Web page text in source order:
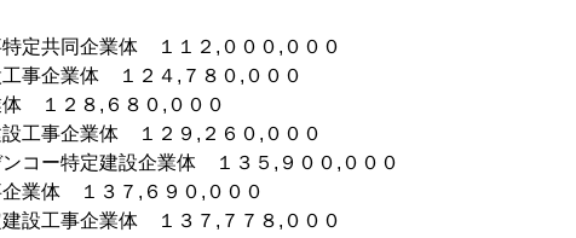
定共同企業体 １１２,０００,０００
事企業体 １２４,７８０,０００
１２８,６８０,０００
工事企業体 １２９,２６０,０００
コー特定建設企業体 １３５,９００,０００
業体 １３７,６９０,０００
設工事企業体 １３７,７７８,０００